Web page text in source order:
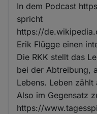
In dem Podcast
spricht
https://
Erik Flügge einen
Die RKK stellt das
bei der Abtreibung,
Lebens. Leben zählt
Also im Gegensatz
https://